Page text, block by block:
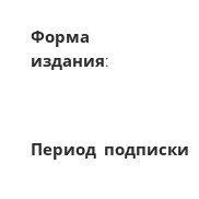
Форма
издания:
Период подписки